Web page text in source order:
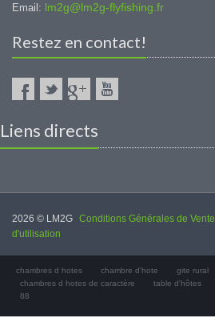
Email: lm2g@lm2g-flyfishing.fr
Restez en contact!
Liens directs
2026 © LM2G Conditions Générales de Vente
d'utilisation
chambres d hotes chambre d'hote gite rural
chambres d hotes de caractère
table d'hôtes
88